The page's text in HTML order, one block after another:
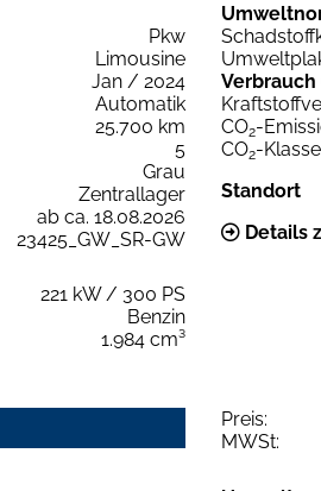
Pkw
Limousine
Jan / 2024
Automatik
25.700 km
5
Grau
Zentrallager
ab ca. 18.08.2026
23425_GW_SR-GW
221 kW / 300 PS
Benzin
1.984 cm³
Verbrauch
CO2-
CO2-Klasse
Standort
Details
Preis:
MWSt: